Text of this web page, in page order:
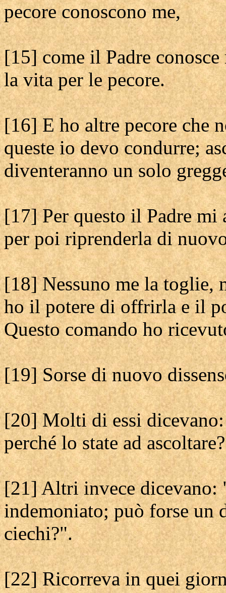
pecore conoscono me,
[15] come il Padre
la vita per le pecore.
[16] E ho altre pecore che
queste io devo condurre;
diventeranno un solo
[17] Per questo il Padre
per poi riprenderla di
[18] Nessuno me la toglie,
ho il potere di offrirla e il
Questo comando ho
[19] Sorse di nuovo
[20] Molti di essi
perché lo state ad
[21] Altri invece dicevano:
indemoniato; può forse un
ciechi?".
[22] Ricorreva in quei